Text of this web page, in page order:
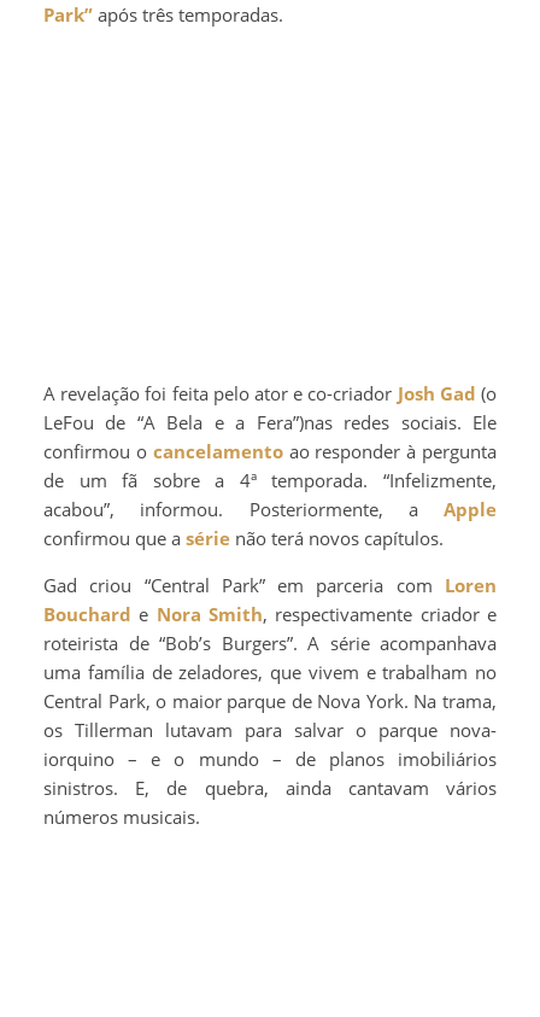
Park” após três temporadas.
A revelação foi feita pelo ator e co-criador Josh Gad (o
LeFou de “A Bela e a Fera”)nas redes sociais. Ele
confirmou o cancelamentoao responder à pergunta
de um fã sobre a 4ª temporada. “Infelizmente,
acabou”, informou. Posteriormente, a Apple
confirmou que a série não terá novos capítulos.
Gad criou “Central Park” em parceria com Loren
Bouchard e Nora Smith, respectivamente criador e
roteirista de “Bob’s Burgers”. A série acompanhava
uma família de zeladores, que vivem e trabalham no
Central Park, o maior parque de Nova York. Na trama,
os Tillerman lutavam para salvar o parque nova-
iorquino – e o mundo – de planos imobiliários
sinistros. E, de quebra, ainda cantavam vários
números musicais.